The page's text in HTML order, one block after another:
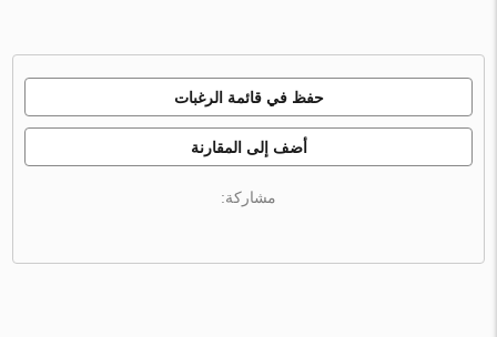
حفظ في قائمة الرغبات
أضف إلى المقارنة
مشاركة: